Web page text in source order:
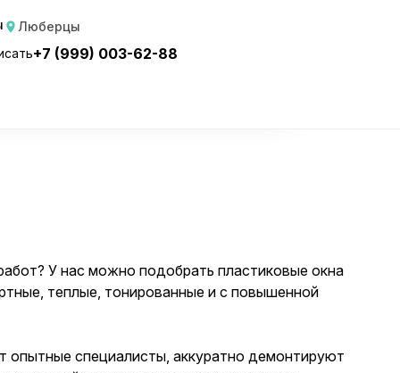
Люберцы
+7 (999) 003-62-88
У нас можно подобрать пластиковые окна
теплые, тонированные и с повышенной
специалисты, аккуратно демонтируют